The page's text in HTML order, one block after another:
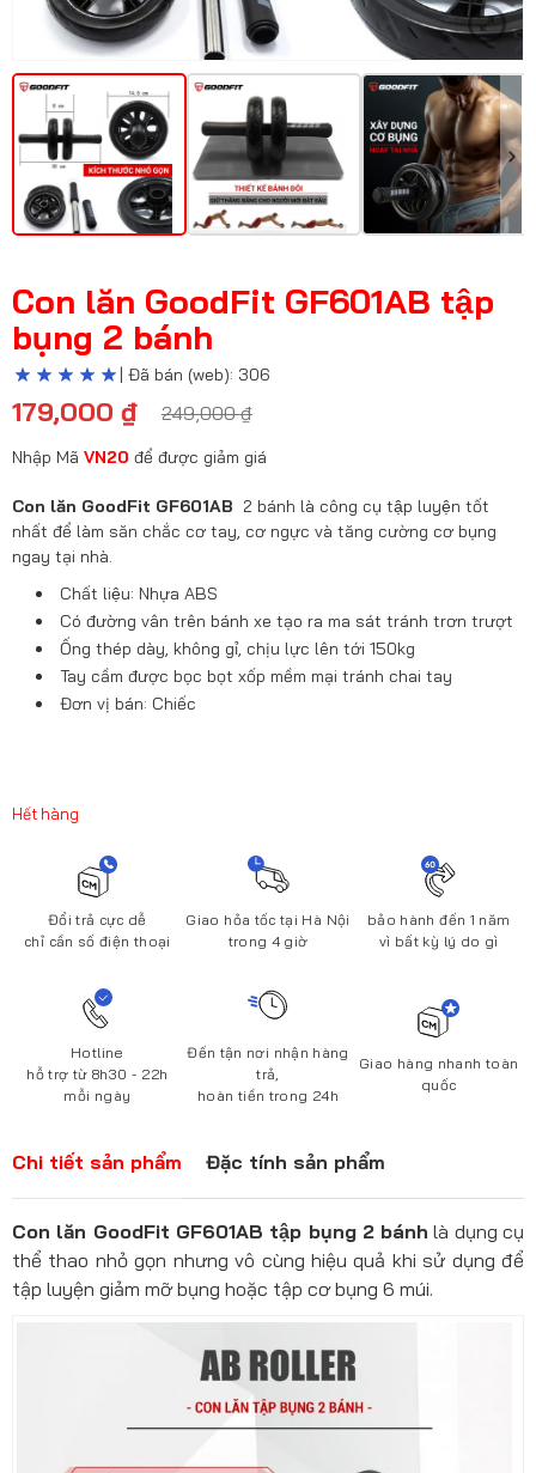
Con lăn GoodFit GF601AB tập
bụng 2 bánh
| Đã bán (web): 306
249,000₫
179,000 ₫
Nhập Mã VN20 để được giảm giá
Con lăn GoodFit GF601AB 2 bánh là công cụ tập luyện tốt
nhất để làm săn chắc cơ tay, cơ ngực và tăng cường cơ bụng
ngay tại nhà.
Chất liệu: Nhựa ABS
Có đường vân trên bánh xe tạo ra ma sát tránh trơn trượt
Ống thép dày, không gỉ, chịu lực lên tới 150kg
Tay cầm được bọc bọt xốp mềm mại tránh chai tay
Đơn vị bán: Chiếc
Hết hàng
Đổi trả cực dễ
chỉ cần số điện thoại
Giao hỏa tốc tại Hà Nội
trong 4 giờ
bảo hành đến 1 năm
vì bất kỳ lý do gì
Hotline
hỗ trợ từ 8h30 - 22h
mỗi ngày
Đến tận nơi nhận hàng
trả,
hoàn tiền trong 24h
Giao hàng nhanh toàn
quốc
Chi tiết sản phẩm Đặc tính sản phẩm
Con lăn GoodFit GF601AB tập bụng 2 bánh là dụng cụ
thể thao nhỏ gọn nhưng vô cùng hiệu quả khi sử dụng để
tập luyện giảm mỡ bụng hoặc tập cơ bụng 6 múi.